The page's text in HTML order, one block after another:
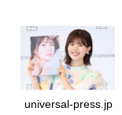
universal-press.jp